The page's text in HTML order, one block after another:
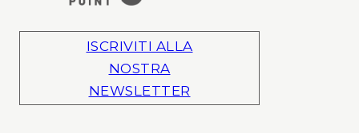
ISCRIVITI ALLA
NOSTRA
NEWSLETTER